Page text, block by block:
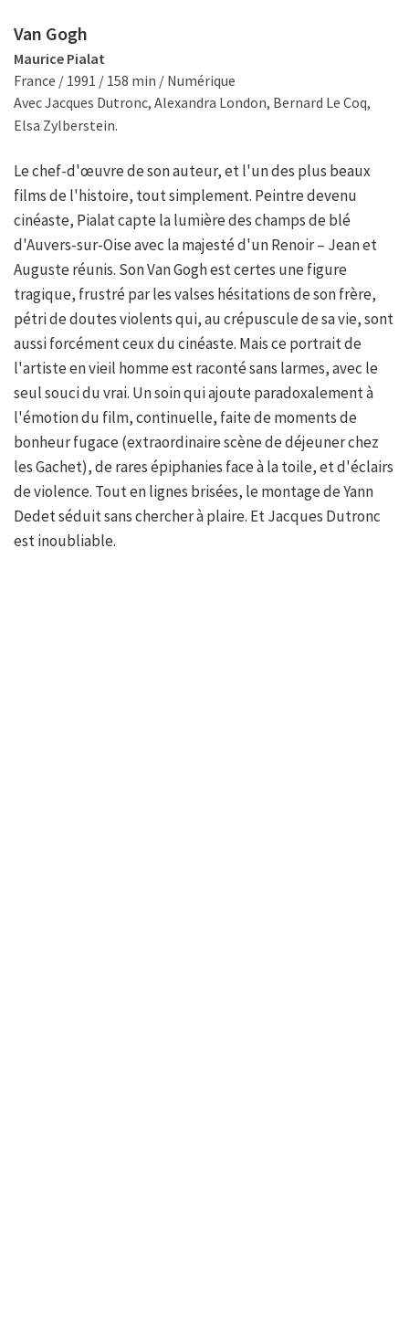
Van Gogh
Maurice Pialat
France / 1991 / 158 min / Numérique
Avec Jacques Dutronc, Alexandra London, Bernard Le Coq,
Elsa Zylberstein.
Le chef-d'œuvre de son auteur, et l'un des plus beaux
films de l'histoire, tout simplement. Peintre devenu
cinéaste, Pialat capte la lumière des champs de blé
d'Auvers-sur-Oise avec la majesté d'un Renoir – Jean et
Auguste réunis. Son Van Gogh est certes une figure
tragique, frustré par les valses hésitations de son frère,
pétri de doutes violents qui, au crépuscule de sa vie, sont
aussi forcément ceux du cinéaste. Mais ce portrait de
l'artiste en vieil homme est raconté sans larmes, avec le
seul souci du vrai. Un soin qui ajoute paradoxalement à
l'émotion du film, continuelle, faite de moments de
bonheur fugace (extraordinaire scène de déjeuner chez
les Gachet), de rares épiphanies face à la toile, et d'éclairs
de violence. Tout en lignes brisées, le montage de Yann
Dedet séduit sans chercher à plaire. Et Jacques Dutronc
est inoubliable.